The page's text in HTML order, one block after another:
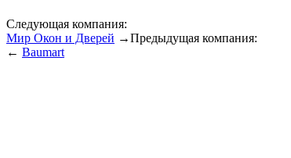
Следующая компания:
Mир Окон и Дверей →Предыдущая компания:
← Baumart